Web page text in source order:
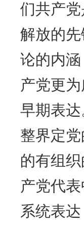
们共产
解放的
论的内
产党更
早期表
整界定
的有组
产党代
系统表